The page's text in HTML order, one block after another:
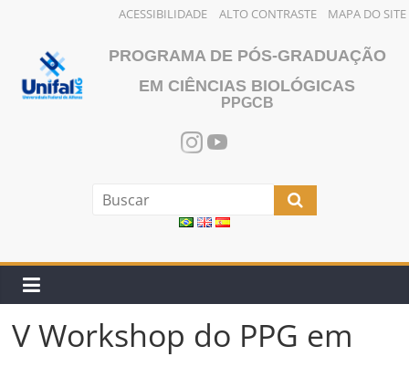
ACESSIBILIDADE ALTO CONTRASTE MAPA DO SITE
conteúdo
PROGRAMA DE PÓS-GRADUAÇÃO
EM CIÊNCIAS BIOLÓGICAS
PPGCB
V Workshop do PPG em